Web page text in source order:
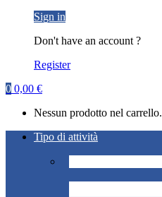
Sign in
Don't have an account ?
Register
0 0,00 €
Nessun prodotto nel carrello.
Tipo di attività